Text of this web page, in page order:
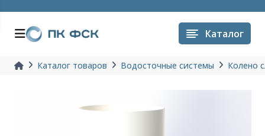
Каталог
Каталог товаров Водосточные системы Колено